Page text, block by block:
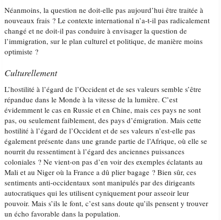
Néanmoins, la question ne doit-elle pas aujourd’hui être traitée à
nouveaux frais ? Le contexte international n’a-t-il pas radicalement
changé et ne doit-il pas conduire à envisager la question de
l’immigration, sur le plan culturel et politique, de manière moins
optimiste ?
Culturellement
L’hostilité à l’égard de l’Occident et de ses valeurs semble s’être
répandue dans le Monde à la vitesse de la lumière. C’est
évidemment le cas en Russie et en Chine, mais ces pays ne sont
pas, ou seulement faiblement, des pays d’émigration. Mais cette
hostilité à l’égard de l’Occident et de ses valeurs n’est-elle pas
également présente dans une grande partie de l’Afrique, où elle se
nourrit du ressentiment à l’égard des anciennes puissances
coloniales ? Ne vient-on pas d’en voir des exemples éclatants au
Mali et au Niger où la France a dû plier bagage ? Bien sûr, ces
sentiments anti-occidentaux sont manipulés par des dirigeants
autocratiques qui les utilisent cyniquement pour asseoir leur
pouvoir. Mais s’ils le font, c’est sans doute qu’ils pensent y trouver
un écho favorable dans la population.